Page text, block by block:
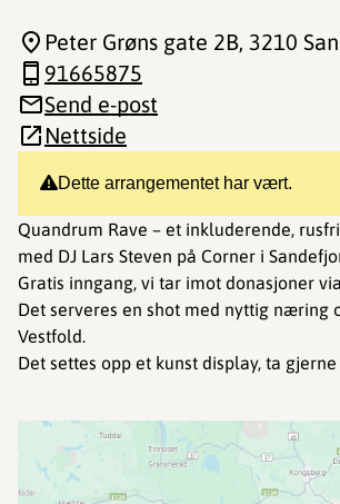
Dette arrangementet har vært.
Quandrum Rave – et inkluderende,
med DJ Lars Steven på Corner i
Gratis inngang, vi tar imot donasjoner
Det serveres en shot med nyttig næring
Vestfold.
Det settes opp et kunst display, ta
Peter Grøns gate 2B, 3210
91665875
Send e-post
Nettside